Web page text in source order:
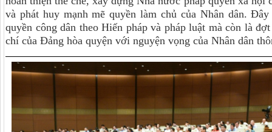
và phát huy mạnh mẽ quyền làm chủ của Nhân dân.
quyền công dân theo Hiến pháp và pháp luật mà còn là
chí của Đảng hòa quyện với nguyện vọng của Nhân dân